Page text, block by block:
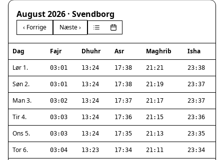
August 2026 · Svendborg
‹ Forrige Næste ›
Dag Fajr Dhuhr Asr Maghrib
Isha
Lør 1.
03:01 13:24 17:38 21:21 23:38
Søn 2. 03:01 13:24 17:38 21:19 23:37
Man 3. 03:02 13:24 17:37 21:17 23:37
Tir 4. 03:03 13:24 17:36 21:15 23:36
Ons 5. 03:03 13:24 17:35 21:13 23:35
Tor 6. 03:04 13:23 17:34 21:11 23:34